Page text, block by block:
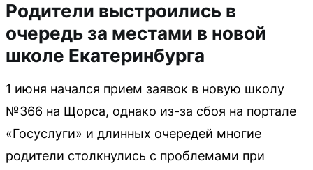
Родители выстроились в
очередь за местами в новой
школе Екатеринбурга
1 июня начался прием заявок в новую школу
№366 на Щорса, однако из-за сбоя на портале
«Госуслуги» и длинных очередей многие
родители столкнулись с проблемами при